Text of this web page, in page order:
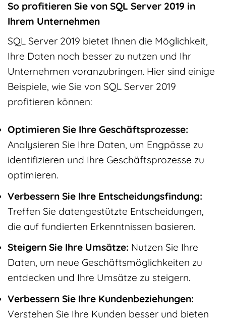
So profitieren Sie von SQL Server 2019 in
Ihrem Unternehmen
SQL Server 2019 bietet Ihnen die Möglichkeit,
Ihre Daten noch besser zu nutzen und Ihr
Unternehmen voranzubringen. Hier sind einige
Beispiele, wie Sie von SQL Server 2019
profitieren können:
Optimieren Sie Ihre Geschäftsprozesse:
Analysieren Sie Ihre Daten, um Engpässe zu
identifizieren und Ihre Geschäftsprozesse zu
optimieren.
Verbessern Sie Ihre Entscheidungsfindung:
Treffen Sie datengestützte Entscheidungen,
die auf fundierten Erkenntnissen basieren.
Steigern Sie Ihre Umsätze: Nutzen Sie Ihre
Daten, um neue Geschäftsmöglichkeiten zu
entdecken und Ihre Umsätze zu steigern.
Verbessern Sie Ihre Kundenbeziehungen:
Verstehen Sie Ihre Kunden besser und bieten